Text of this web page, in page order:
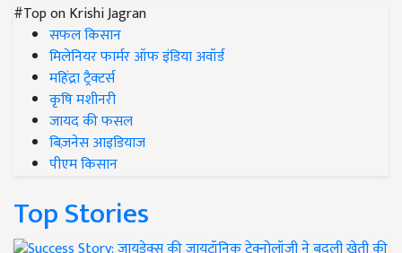
#Top on Krishi Jagran
सफल किसान
मिलेनियर फार्मर ऑफ इंडिया अवॉर्ड
महिंद्रा ट्रैक्टर्स
कृषि मशीनरी
जायद की फसल
बिज़नेस आइडियाज
पीएम किसान
Top Stories